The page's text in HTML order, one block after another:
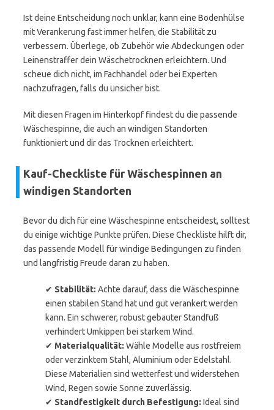
Ist deine Entscheidung noch unklar, kann eine Bodenhülse
mit Verankerung fast immer helfen, die Stabilität zu
verbessern. Überlege, ob Zubehör wie Abdeckungen oder
Leinenstraffer dein Wäschetrocknen erleichtern. Und
scheue dich nicht, im Fachhandel oder bei Experten
nachzufragen, falls du unsicher bist.
Mit diesen Fragen im Hinterkopf findest du die passende
Wäschespinne, die auch an windigen Standorten
funktioniert und dir das Trocknen erleichtert.
Kauf-Checkliste für Wäschespinnen an
windigen Standorten
Bevor du dich für eine Wäschespinne entscheidest, solltest
du einige wichtige Punkte prüfen. Diese Checkliste hilft dir,
das passende Modell für windige Bedingungen zu finden
und langfristig Freude daran zu haben.
✔ Stabilität: Achte darauf, dass die Wäschespinne
einen stabilen Stand hat und gut verankert werden
kann. Ein schwerer, robust gebauter Standfuß
verhindert Umkippen bei starkem Wind.
✔ Materialqualität: Wähle Modelle aus rostfreiem
oder verzinktem Stahl, Aluminium oder Edelstahl.
Diese Materialien sind wetterfest und widerstehen
Wind, Regen sowie Sonne zuverlässig.
✔ Standfestigkeit durch Befestigung: Ideal sind